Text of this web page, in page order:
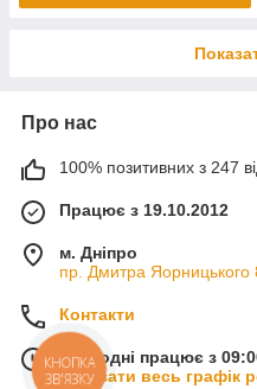
Про нас
100% позитивних з 247
Працює з 19.10.2012
м. Дніпро
пр. Дмитра Яорницького
Контакти
Сьогодні працює з
Показати весь графік
КНОПКА
ЗВ'ЯЗКУ